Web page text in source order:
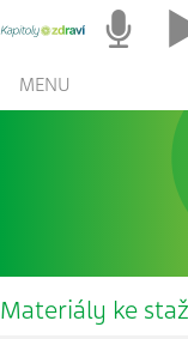
MENU
Materiály ke